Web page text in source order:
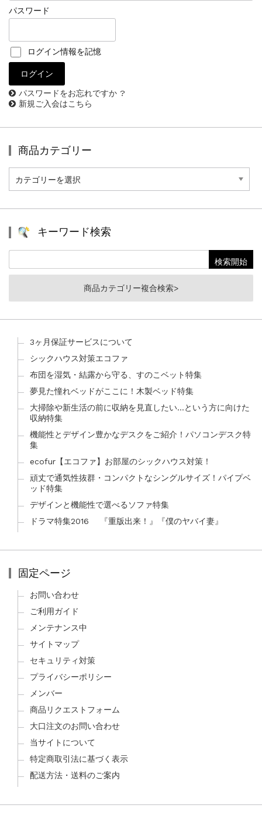
パスワード
ログイン情報を記憶
パスワードをお忘れですか ?
新規ご入会はこちら
商品カテゴリー
品
カ
キーワード検索
商品カテゴリー複合検索>
3ヶ月保証サービスについて
シックハウス対策エコファ
布団を湿気・結露から守る、すのこベット特集
夢見た憧れベッドがここに！木製ベッド特集
大掃除や新生活の前に収納を見直したい…という方に向けた
収納特集
機能性とデザイン豊かなデスクをご紹介！パソコンデスク特
集
ecofur【エコファ】お部屋のシックハウス対策！
頑丈で通気性抜群・コンパクトなシングルサイズ！パイプベ
ッド特集
デザインと機能性で選べるソファ特集
ドラマ特集2016 『重版出来！』『僕のヤバイ妻』
固定ページ
お問い合わせ
ご利用ガイド
メンテナンス中
サイトマップ
セキュリティ対策
プライバシーポリシー
メンバー
商品リクエストフォーム
大口注文のお問い合わせ
当サイトについて
特定商取引法に基づく表示
配送方法・送料のご案内